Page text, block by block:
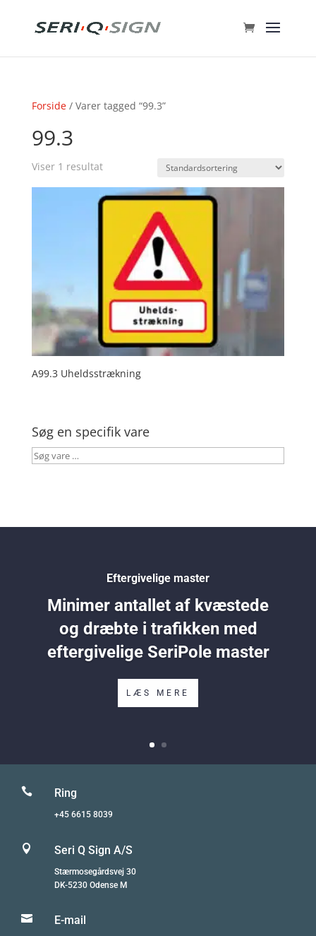
Forside/ Varer tagged “99.3”
99.3
Viser 1 resultat
A99.3 Uheldsstrækning
Søg en specifik vare
Søg
Eftergivelige master
Minimer antallet af kvæstede
og dræbte i trafikken med
eftergivelige SeriPole master
LÆS MERE
 Ring
+45 6615 8039
 Seri Q Sign A/S
Stærmosegårdsvej 30
DK-5230 Odense M
 E-mail